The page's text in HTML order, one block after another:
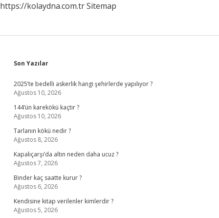
https://kolaydna.com.trSitemap
Sidebar
Son Yazılar
2025’te bedelli askerlik hangi şehirlerde yapılıyor ?
Ağustos 10, 2026
144’ün karekökü kaçtır ?
Ağustos 10, 2026
Tarlanın kökü nedir ?
Ağustos 8, 2026
Kapalıçarşı’da altın neden daha ucuz ?
Ağustos 7, 2026
Binder kaç saatte kurur ?
Ağustos 6, 2026
Kendisine kitap verilenler kimlerdir ?
Ağustos 5, 2026